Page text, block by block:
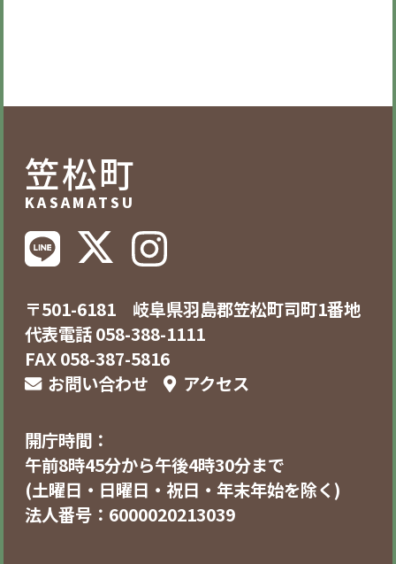
笠松町
KASAMATSU
〒501-6181 岐阜県羽島郡笠松町司町1番地
代表電話 058-388-1111
FAX 058-387-5816
お問い合わせ
アクセス
開庁時間：
午前8時45分から午後4時30分まで
(土曜日・日曜日・祝日・年末年始を除く)
法人番号：6000020213039